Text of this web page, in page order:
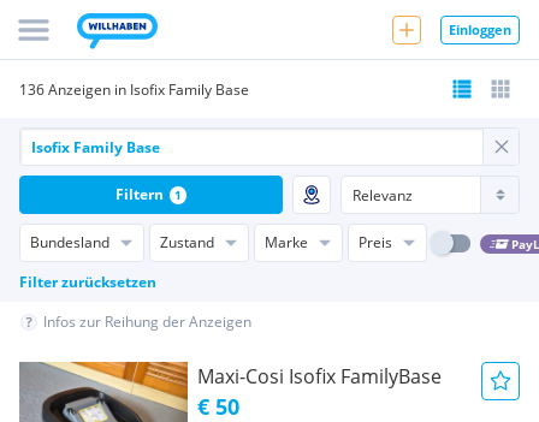
Einloggen
136 Anzeigen in Isofix Family Base
Bundesland Zustand Marke Preis
Filter zurücksetzen
Filtern 1
Infos zur Reihung der Anzeigen
Maxi-Cosi Isofix FamilyBase
€ 50